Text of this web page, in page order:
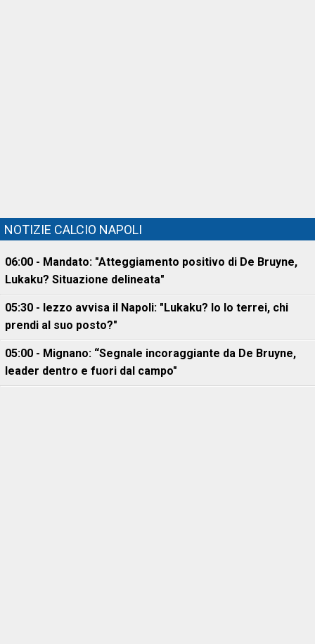
NOTIZIE CALCIO NAPOLI
06:00 - Mandato: "Atteggiamento positivo di De Bruyne,
Lukaku? Situazione delineata"
05:30 - Iezzo avvisa il Napoli: "Lukaku? Io lo terrei, chi
prendi al suo posto?"
05:00 - Mignano: “Segnale incoraggiante da De Bruyne,
leader dentro e fuori dal campo"